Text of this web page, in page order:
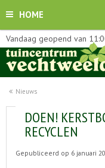
HOME
Nieuws
Vandaag geopend van
DOEN!
RECYCLEN
Gepubliceerd op 6 januari